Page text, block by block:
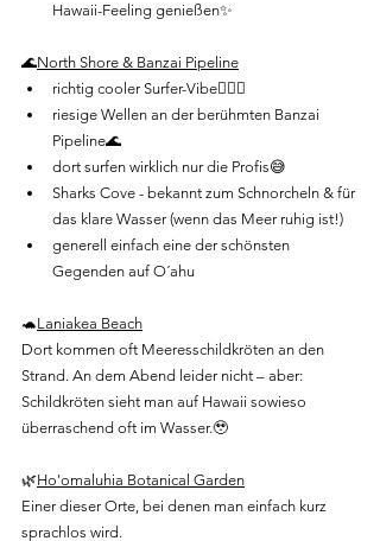
Hawaii-Feeling genießen✨
🌊North Shore & Banzai Pipeline
richtig cooler Surfer-Vibe🏄‍♀️🌴
riesige Wellen an der berühmten Banzai
Pipeline🌊
dort surfen wirklich nur die Profis😅
Sharks Cove - bekannt zum Schnorcheln & für
das klare Wasser (wenn das Meer ruhig ist!)
generell einfach eine der schönsten
Gegenden auf O´ahu
🐢Laniakea Beach
Dort kommen oft Meeresschildkröten an den
Strand. An dem Abend leider nicht – aber:
Schildkröten sieht man auf Hawaii sowieso
überraschend oft im Wasser.🥹
🌿Ho'omaluhia Botanical Garden
Einer dieser Orte, bei denen man einfach kurz
sprachlos wird.